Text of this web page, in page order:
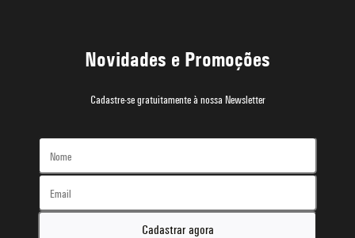
Novidades e Promoções
Cadastre-se gratuitamente à nossa Newsletter
Cadastrar agora